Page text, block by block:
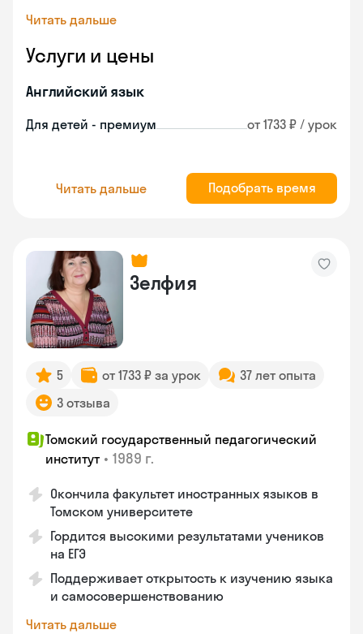
Читать дальше
Услуги и цены
Английский язык
Для детей - премиум от 1733 ₽ / урок
Читать дальше Подобрать время
Зелфия
5 от 1733 ₽ за урок
37 лет опыта
3 отзыва
Томский государственный педагогический
институт • 1989 г.
Окончила факультет иностранных языков в
Томском университете
Гордится высокими результатами учеников
на ЕГЭ
Поддерживает открытость к изучению языка
и самосовершенствованию
Читать дальше